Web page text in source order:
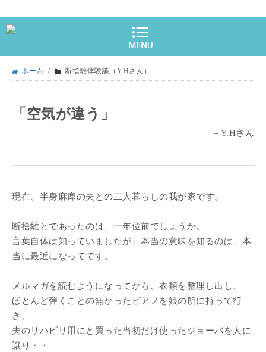
ホーム / 断捨離体験談（Y.Hさん）
「空気が違う」
– Y.Hさん
現在、半身麻痺の夫との二人暮らしの我が家です。
断捨離とであったのは、一年位前でしょうか。
言葉自体は知っていましたが、本当の意味を知るのは、本
当に最近になってです。
メルマガを読むようになってから、衣類を整理し出し、
ほとんど弾くことの無かったピアノを娘の所に持って行
き、
夫のリハビリ用にと買った当初だけ使ったジョーバを人に
譲り・・